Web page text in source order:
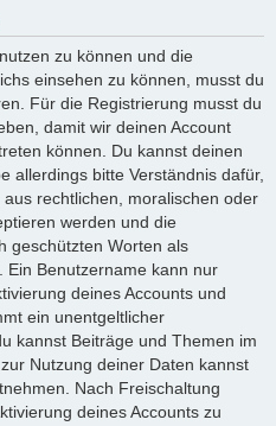
zu können und die
einsehen zu können, musst du
Für die Registrierung musst du
damit wir deinen Account
können. Du kannst deinen
allerdings bitte Verständnis dafür,
rechtlichen, moralischen oder
werden und die
geschützten Worten als
Ein Benutzername kann nur
deines Accounts und
ein unentgeltlicher
kannst Beiträge und Themen im
Nutzung deiner Daten kannst
Nach Freischaltung
deines Accounts zu